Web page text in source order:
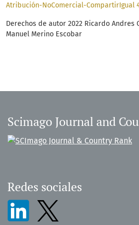
Atribución-NoComercial-CompartirIgual
Derechos de autor 2022 Ricardo Andres
Manuel Merino Escobar
Scimago Journal and
Redes sociales